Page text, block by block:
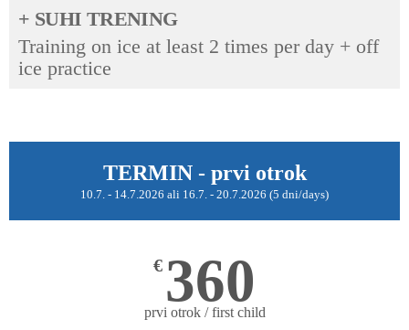
+ SUHI TRENING
Training on ice at least 2 times per day + off
ice practice
TERMIN - prvi otrok
10.7. - 14.7.2026 ali 16.7. - 20.7.2026 (5 dni/days)
€ 360
prvi otrok / first child